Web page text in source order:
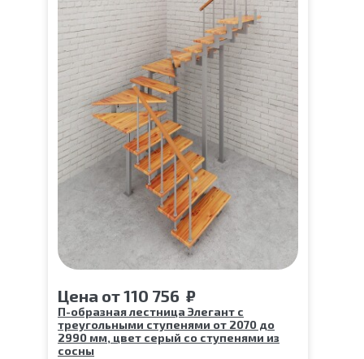
Цена от110 756 ₽
П-образная лестница Элегант с
треугольными ступенями от 2070 до
2990 мм, цвет серый со ступенями из
сосны